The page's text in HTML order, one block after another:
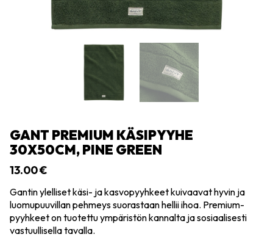
GANT PREMIUM KÄSIPYYHE
30X50CM, PINE GREEN
13.00€
Gantin ylelliset käsi- ja kasvopyyhkeet kuivaavat hyvin ja
luomupuuvillan pehmeys suorastaan hellii ihoa. Premium-
pyyhkeet on tuotettu ympäristön kannalta ja sosiaalisesti
vastuullisella tavalla.